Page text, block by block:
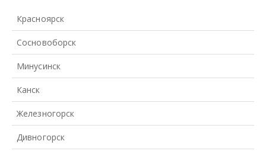
Красноярск
Сосновоборск
Минусинск
Канск
Железногорск
Дивногорск